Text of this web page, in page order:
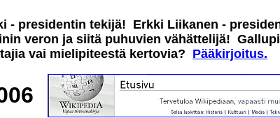
- presidentin tekijä! Erkki Liikanen -
veron ja siitä puhuvien vähättelijä!
vai mielipiteestä kertovia? Pääkirjoitus.